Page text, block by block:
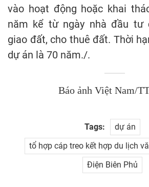
vào hoạt động hoặc khai
năm kể từ ngày nhà đầu tư
giao đất, cho thuê đất. Thời
dự án là 70 năm./.
Báo ảnh Việt Nam/
Tags:
dự án
tổ hợp cáp treo kết hợp du lịch
Điện Biên Phủ